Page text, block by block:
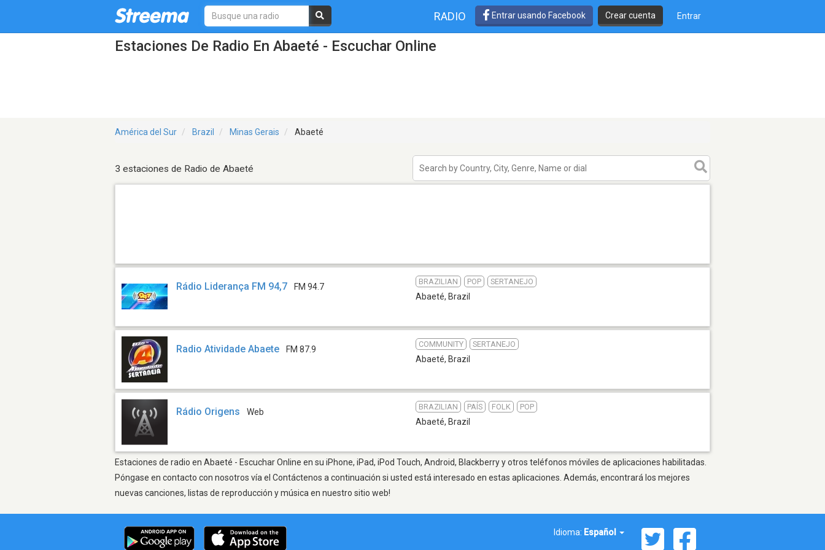
RADIO Entrar usando Facebook Crear cuenta Entrar
Estaciones De Radio En Abaeté - Escuchar Online
América del Sur Brazil Minas Gerais Abaeté
3 estaciones de Radio de Abaeté
Rádio Liderança FM 94,7 FM 94.7
BRAZILIAN POP SERTANEJO
Abaeté, Brazil
Radio Atividade Abaete FM 87.9
COMMUNITY SERTANEJO
Abaeté, Brazil
Rádio Origens Web
BRAZILIAN PAÍS FOLK POP
Abaeté, Brazil
Estaciones de radio en Abaeté - Escuchar Online en su iPhone, iPad, iPod Touch, Android, Blackberry y otros teléfonos móviles de aplicaciones habilitadas.
Póngase en contacto con nosotros vía el Contáctenos a continuación si usted está interesado en estas aplicaciones. Además, encontrará los mejores
nuevas canciones, listas de reproducción y música en nuestro sitio web!
Idioma: Español